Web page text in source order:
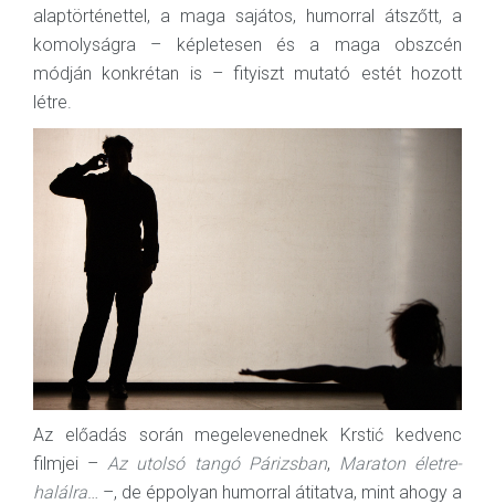
alaptörténettel, a maga sajátos, humorral átszőtt, a
komolyságra – képletesen és a maga obszcén
módján konkrétan is – fityiszt mutató estét hozott
létre.
Az előadás során megelevenednek Krstić kedvenc
filmjei –Az utolsó tangó Párizsban, Maraton életre-
halálra… –, de éppolyan humorral átitatva, mint ahogy a